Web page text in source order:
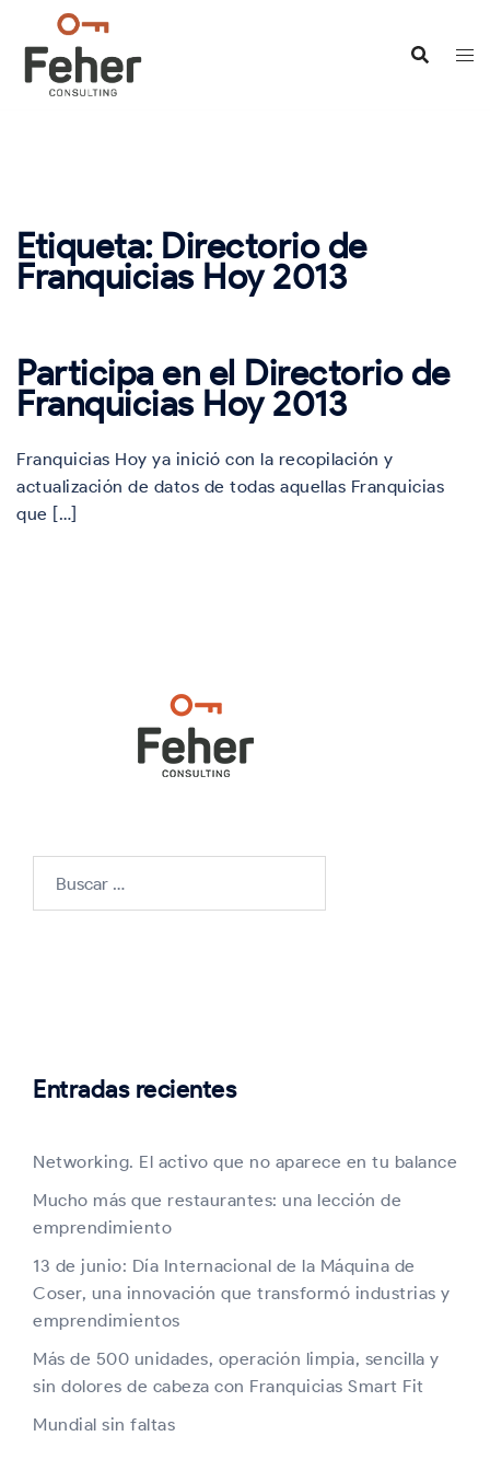
contenido
Etiqueta: Directorio de
Franquicias Hoy 2013
Participa en el Directorio de
Franquicias Hoy 2013
Franquicias Hoy ya inició con la recopilación y
actualización de datos de todas aquellas Franquicias
que […]
Entradas recientes
Networking. El activo que no aparece en tu balance
Mucho más que restaurantes: una lección de
emprendimiento
13 de junio: Día Internacional de la Máquina de
Coser, una innovación que transformó industrias y
emprendimientos
Más de 500 unidades, operación limpia, sencilla y
sin dolores de cabeza con Franquicias Smart Fit
Mundial sin faltas